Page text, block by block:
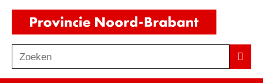
Ga
de
inhoud
o
Zoeken